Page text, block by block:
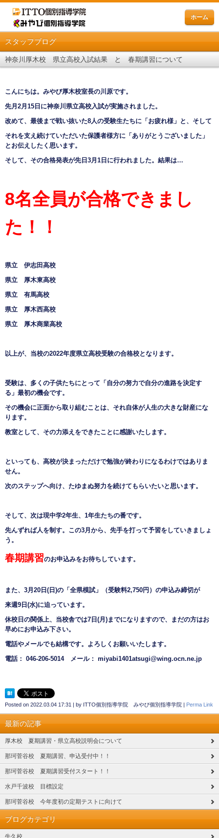
ホーム
スタッフブログ
神奈川厚木校 県立高校入試結果 と 春期講習について
こんにちは。みやび厚木校室長の川原です。
先月2月15日に神奈川県立高校入試が実施されました。
改めて、最後まで戦い抜いた8人の受験生たちに「お疲れ様」と、そして
それを支え続けていただいた保護者様方に「ありがとうございました」
とお伝えしたく思います。
そして、その合格発表が先日3月1日に行われました。結果は…
8名全員が合格できまし
た！！
県立 伊志田高校
県立 厚木東高校
県立 有馬高校
県立 厚木西高校
県立 厚木商業高校
以上が、当校の2022年度県立高校受験の合格校となります。
受験は、多くの子供たちにとって「自分の努力で自分の進路を決定す
る」最初の機会です。
その機会に正面から取り組むことは、それ自体が人生の大きな財産にな
ります。
教室として、その力添えをできたことに感謝いたします。
といっても、高校が決まっただけで勉強が終わりになるわけではありま
せん。
次のステップへ向け、たゆまぬ努力を続けてもらいたいと思います。
そして、次は現中学2年生、1年生たちの番です。
先んずれば人を制す。この3月から、先手を打って予習をしていきましょ
う。
春期講習のお申込みをお待ちしています。
また、3月20日(日)の「全県模試」（受験料2,750円）の申込み締切が
来週9日(水)に迫っています。
休校日の関係上、当校舎では7日(月)までになりますので、まだの方はお
早めにお申込み下さい。
電話やメールでも結構です。よろしくお願いいたします。
電話： 046-206-5014 メール： miyabi1401atsugi@wing.ocn.ne.jp
Posted on 2022.03.04 17:31 | by ITTO個別指導学院 みやび個別指導学院 | Perma Link
最新の記事
厚木校 夏期講習・県立高校説明会について
那珂菅谷校 夏期講習、申込受付中！！
那珂菅谷校 夏期講習受付スタート！！
水戸千波校 目標設定
那珂菅谷校 今年度初の定期テストに向けて
ブログカテゴリ
牛久校